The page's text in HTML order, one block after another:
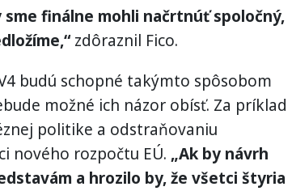
finálne mohli načrtnúť spoločný,
zdôraznil Fico.
budú schopné takýmto spôsobom
možné ich názor obísť. Za príklad
politike a odstraňovaniu
nového rozpočtu EÚ. „Ak by návrh
a hrozilo by, že všetci štyria